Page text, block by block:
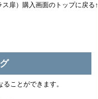
ス扉）購入画面のトップに戻る↑
ことができます。